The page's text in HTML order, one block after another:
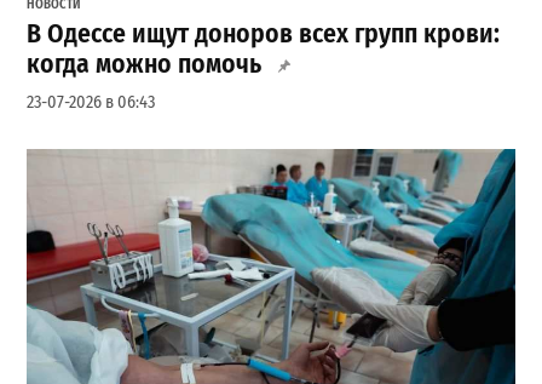
НОВОСТИ
В Одессе ищут доноров всех групп крови:
когда можно помочь
23-07-2026 в 06:43